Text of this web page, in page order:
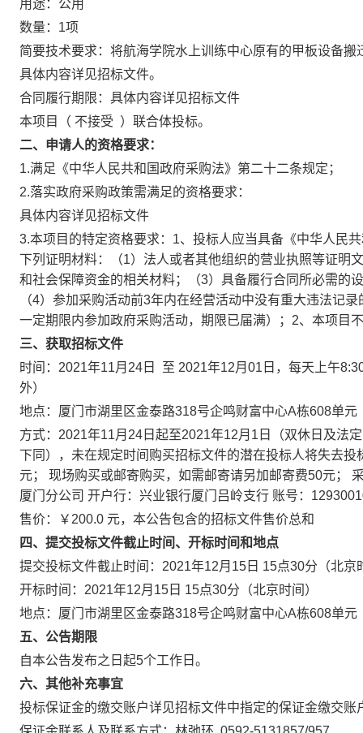
用途：公用
数量：1项
简要技术要求：将航海学院水上训练中心原有的甲板设备搬
具体内容详见招标文件。
合同履行期限：具体内容详见招标文件
本项目（ 不接受 ）联合体投标。
二、申请人的资格要求：
1.满足《中华人民共和国政府采购法》第二十二条规定；
2.落实政府采购政策需满足的资格要求：
具体内容详见招标文件
3.本项目的特定资格要求：1、投标人应当具备《中华人民
下列证明材料：（1）法人或者其他组织的营业执照等证明
和社会保障资金的相关材料；（3）具备履行合同所必需的
（4）参加采购活动前3年内在经营活动中没有重大违法记
一定期限内参加政府采购活动，期限已届满）；2、本项目
三、获取招标文件
时间：2021年11月24日 至 2021年12月01日，每天上午
外）
地点：厦门市湖里区金泰路318号企鸣财富中心A栋608单元
方式：2021年11月24日起至2021年12月1日（双休日及法
下同），未在规定时间购买招标文件的潜在投标人将失去
元； 现场购买或邮寄购买，如需邮寄请另加邮寄费50元；
厦门分公司 开户行：兴业银行厦门吕岭支行 账号：
售价：￥200.0 元，本公告包含的招标文件售价总和
四、提交投标文件截止时间、开标时间和地点
提交投标文件截止时间：2021年12月15日 15点30分（北京
开标时间：2021年12月15日 15点30分（北京时间）
地点：厦门市湖里区金泰路318号企鸣财富中心A栋608单元
五、公告期限
自本公告发布之日起5个工作日。
六、其他补充事宜
投标保证金的缴交账户详见招标文件中指定的保证金缴交账